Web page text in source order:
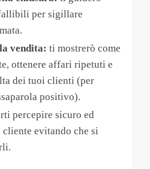
per sigillare
vendita: ti mostrerò come
ottenere affari ripetuti e
dei tuoi clienti (per
positivo).
percepire sicuro ed
evitando che si